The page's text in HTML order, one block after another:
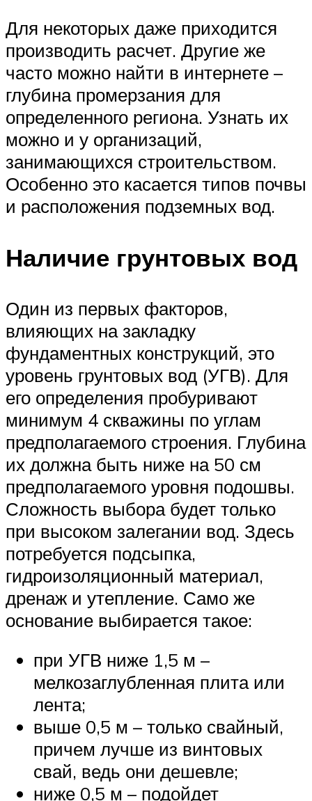
Для некоторых даже приходится
производить расчет. Другие же
часто можно найти в интернете –
глубина промерзания для
определенного региона. Узнать их
можно и у организаций,
занимающихся строительством.
Особенно это касается типов почвы
и расположения подземных вод.
Наличие грунтовых вод
Один из первых факторов,
влияющих на закладку
фундаментных конструкций, это
уровень грунтовых вод (УГВ). Для
его определения пробуривают
минимум 4 скважины по углам
предполагаемого строения. Глубина
их должна быть ниже на 50 см
предполагаемого уровня подошвы.
Сложность выбора будет только
при высоком залегании вод. Здесь
потребуется подсыпка,
гидроизоляционный материал,
дренаж и утепление. Само же
основание выбирается такое:
при УГВ ниже 1,5 м –
мелкозаглубленная плита или
лента;
выше 0,5 м – только свайный,
причем лучше из винтовых
свай, ведь они дешевле;
ниже 0,5 м – подойдет